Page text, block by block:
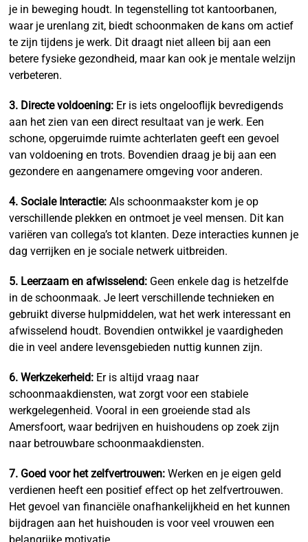
je in beweging houdt. In tegenstelling tot kantoorbanen,
waar je urenlang zit, biedt schoonmaken de kans om actief
te zijn tijdens je werk. Dit draagt niet alleen bij aan een
betere fysieke gezondheid, maar kan ook je mentale welzijn
verbeteren.
3. Directe voldoening: Er is iets ongelooflijk bevredigends
aan het zien van een direct resultaat van je werk. Een
schone, opgeruimde ruimte achterlaten geeft een gevoel
van voldoening en trots. Bovendien draag je bij aan een
gezondere en aangenamere omgeving voor anderen.
4. Sociale Interactie: Als schoonmaakster kom je op
verschillende plekken en ontmoet je veel mensen. Dit kan
variëren van collega’s tot klanten. Deze interacties kunnen je
dag verrijken en je sociale netwerk uitbreiden.
5. Leerzaam en afwisselend: Geen enkele dag is hetzelfde
in de schoonmaak. Je leert verschillende technieken en
gebruikt diverse hulpmiddelen, wat het werk interessant en
afwisselend houdt. Bovendien ontwikkel je vaardigheden
die in veel andere levensgebieden nuttig kunnen zijn.
6. Werkzekerheid: Er is altijd vraag naar
schoonmaakdiensten, wat zorgt voor een stabiele
werkgelegenheid. Vooral in een groeiende stad als
Amersfoort, waar bedrijven en huishoudens op zoek zijn
naar betrouwbare schoonmaakdiensten.
7. Goed voor het zelfvertrouwen:Werken en je eigen geld
verdienen heeft een positief effect op het zelfvertrouwen.
Het gevoel van financiële onafhankelijkheid en het kunnen
bijdragen aan het huishouden is voor veel vrouwen een